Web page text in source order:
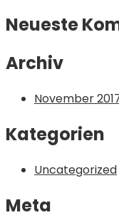
Neueste
Archiv
November
Kategorien
Uncategorized
Meta